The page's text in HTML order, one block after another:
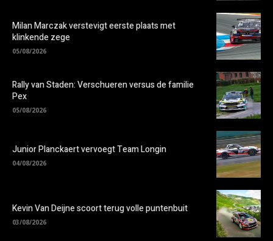
Milan Marczak verstevigt eerste plaats met
klinkende zege
05/08/2026
Rally van Staden: Verschueren versus de familie
Pex
05/08/2026
Junior Planckaert vervoegt Team Longin
04/08/2026
Kevin Van Deijne scoort terug volle puntenbuit
03/08/2026